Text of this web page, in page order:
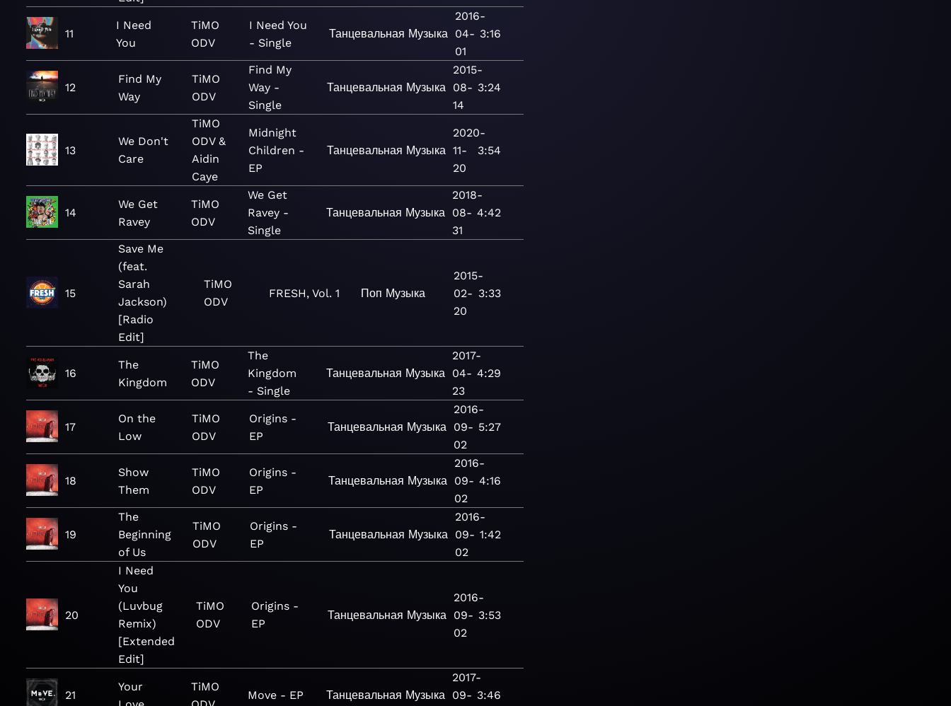
11
I Need
You
TiMO
ODV
I Need You
- Single
Танцевальная Музыка
2016-
04-
01
3:16
12
Find My
Way
TiMO
ODV
Find My
Way -
Single
Танцевальная Музыка
2015-
08-
14
3:24
13
We Don't
Care
TiMO
ODV &
Aidin
Caye
Midnight
Children -
EP
Танцевальная Музыка
2020-
11-
20
3:54
14
We Get
Ravey
TiMO
ODV
We Get
Ravey -
Single
Танцевальная Музыка
2018-
08-
31
4:42
15
Save Me
(feat.
Sarah
Jackson)
[Radio
Edit]
TiMO
ODV
FRESH, Vol. 1 Поп Музыка
2015-
02-
20
3:33
16
The
Kingdom
TiMO
ODV
The
Kingdom
- Single
Танцевальная Музыка
2017-
04-
23
4:29
17
On the
Low
TiMO
ODV
Origins -
EP
Танцевальная Музыка
2016-
09-
02
5:27
18
Show
Them
TiMO
ODV
Origins -
EP
Танцевальная Музыка
2016-
09-
02
4:16
19
The
Beginning
of Us
TiMO
ODV
Origins -
EP
Танцевальная Музыка
2016-
09-
02
1:42
20
I Need
You
(Luvbug
Remix)
[Extended
Edit]
TiMO
ODV
Origins -
EP
Танцевальная Музыка
2016-
09-
02
3:53
21
Your
TiMO
Move - EP Танцевальная Музыка
2017-
09- 3:46